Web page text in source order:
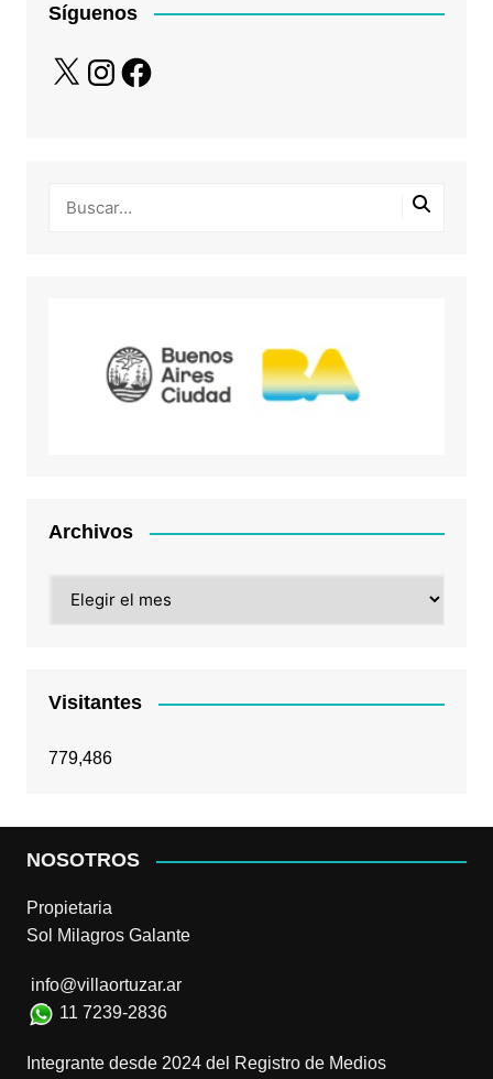
Síguenos
X InstagramFacebook
Archivos
Visitantes
779,486
NOSOTROS
Propietaria
Sol Milagros Galante
info@villaortuzar.ar
11 7239-2836
Integrante desde 2024 del Registro de Medios